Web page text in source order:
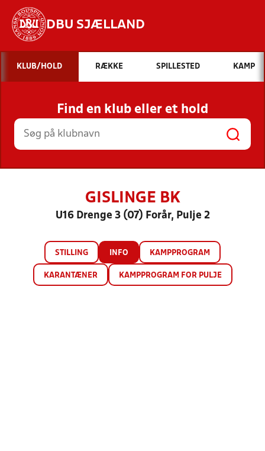
DBU SJÆLLAND
Hvad vil du søge efter?
INDHOLD OG NYHEDER
STILLINGER, RESULTATER, KLUBBER OG
HOLD
KLUB/HOLD RÆKKE SPILLESTED KAMP
Find en klub eller et hold
GISLINGE BK
U16 Drenge 3 (07) Forår, Pulje 2
STILLING INFO KAMPPROGRAM
KARANTÆNER KAMPPROGRAM FOR PULJE